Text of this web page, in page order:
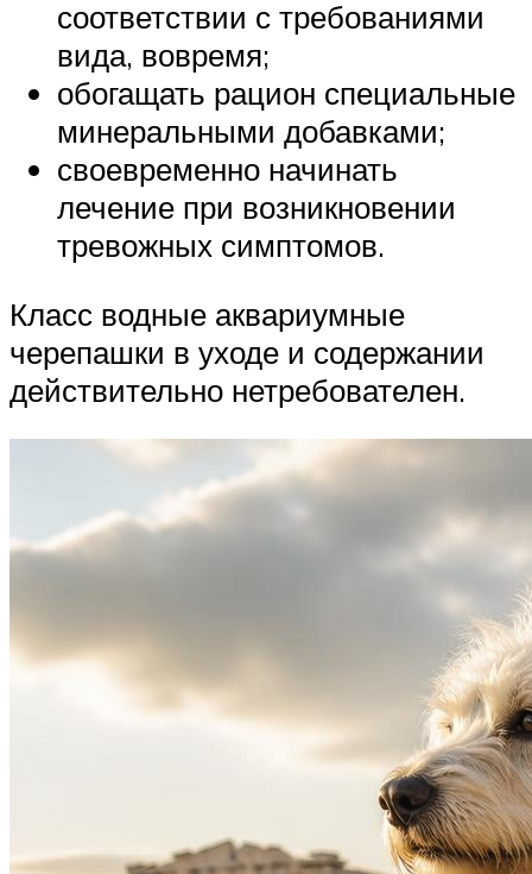
соответствии с требованиями
вида, вовремя;
обогащать рацион специальные
минеральными добавками;
своевременно начинать
лечение при возникновении
тревожных симптомов.
Класс водные аквариумные
черепашки в уходе и содержании
действительно нетребователен.